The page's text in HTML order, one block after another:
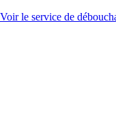
Voir le service de